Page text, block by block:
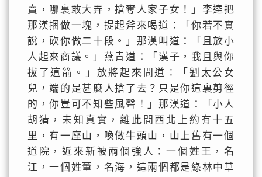
賣，哪裏敢大弄，搶奪人家子女！」李逵把
那漢捆做一塊，提起斧來喝道：「你若不實
說，砍你做二十段。」那漢叫道：「且放小
人起來商議。」燕青道：「漢子，我且與你
拔了這箭。」放將起來問道：「劉太公女
兒，端的是甚麼人搶了去？只是你這裏剪徑
的，你豈可不知些風聲！」那漢道：「小人
胡猜，未知真實，離此間西北上約有十五
里，有一座山，喚做牛頭山，山上舊有一個
道院，近來新被兩個強人：一個姓王，名
江，一個姓董，名海，這兩個都是綠林中草